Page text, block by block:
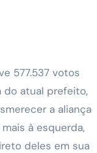
577.537 votos
do atual prefeito,
a aliança
à esquerda,
deles em sua